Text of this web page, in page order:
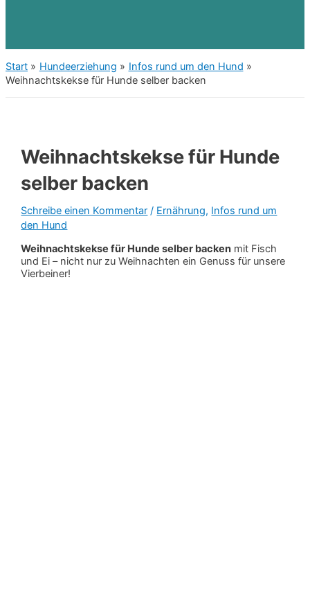
Start Hundeerziehung
Infos rund um den Hund
Weihnachtskekse für Hunde selber backen
Weihnachtskekse für Hunde
selber backen
Schreibe einen Kommentar / Ernährung, Infos rund um
den Hund
Weihnachtskekse für Hunde selber backen mit Fisch
und Ei – nicht nur zu Weihnachten ein Genuss für unsere
Vierbeiner!